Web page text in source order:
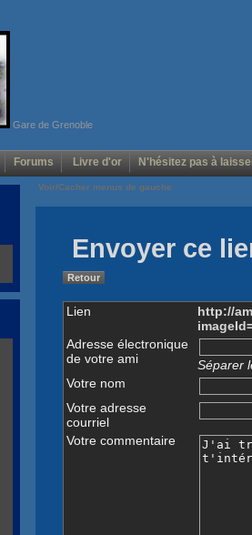
Gare de Grenoble
Forums Livre d'or N'hésitez pas à
Voir/Cacher menus de gauche
Envoyer ce
Retour
Lien
http://
Adresse électronique
de votre ami
Séparer
Votre nom
Votre adresse
courriel
Votre commentaire